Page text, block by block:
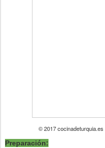
© 2017
Preparación: